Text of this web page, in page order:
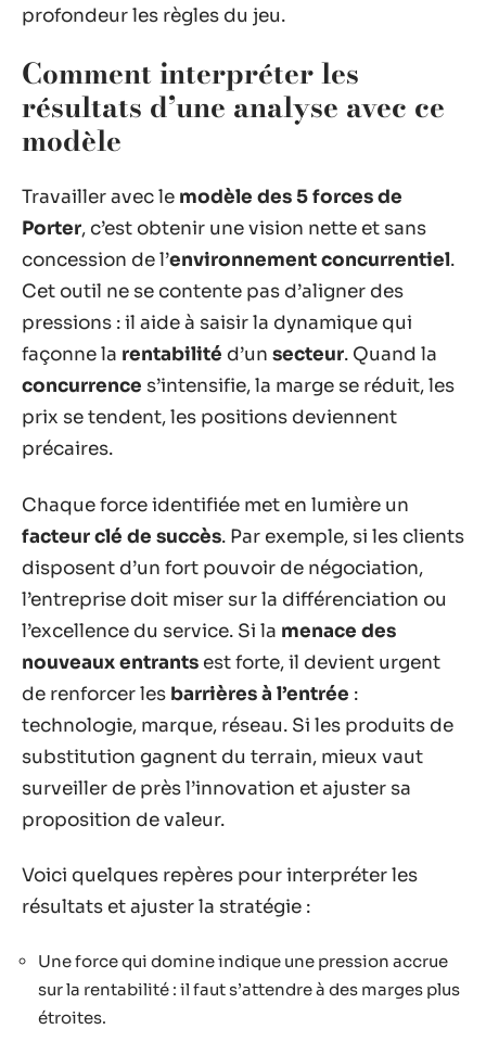
profondeur les règles du jeu.
Comment interpréter les
résultats d’une analyse avec ce
modèle
Travailler avec le modèle des 5 forces de
Porter, c’est obtenir une vision nette et sans
concession de l’environnement concurrentiel.
Cet outil ne se contente pas d’aligner des
pressions : il aide à saisir la dynamique qui
façonne la rentabilité d’un secteur. Quand la
concurrence s’intensifie, la marge se réduit, les
prix se tendent, les positions deviennent
précaires.
Chaque force identifiée met en lumière un
facteur clé de succès. Par exemple, si les clients
disposent d’un fort pouvoir de négociation,
l’entreprise doit miser sur la différenciation ou
l’excellence du service. Si la menace des
nouveaux entrants est forte, il devient urgent
de renforcer les barrières à l’entrée :
technologie, marque, réseau. Si les produits de
substitution gagnent du terrain, mieux vaut
surveiller de près l’innovation et ajuster sa
proposition de valeur.
Voici quelques repères pour interpréter les
résultats et ajuster la stratégie :
Une force qui domine indique une pression accrue
sur la rentabilité : il faut s’attendre à des marges plus
étroites.